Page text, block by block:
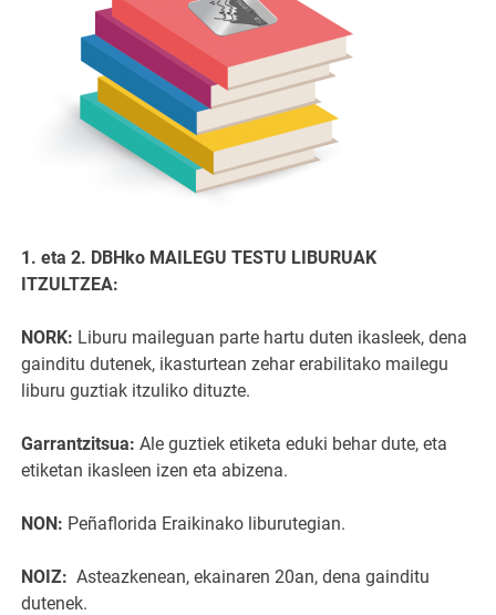
1. eta 2. DBHko MAILEGU TESTU LIBURUAK
ITZULTZEA:
NORK: Liburu maileguan parte hartu duten ikasleek, dena
gainditu dutenek, ikasturtean zehar erabilitako mailegu
liburu guztiak itzuliko dituzte.
Garrantzitsua: Ale guztiek etiketa eduki behar dute, eta
etiketan ikasleen izen eta abizena.
NON: Peñaflorida Eraikinako liburutegian.
NOIZ: Asteazkenean, ekainaren 20an, dena gainditu
dutenek.